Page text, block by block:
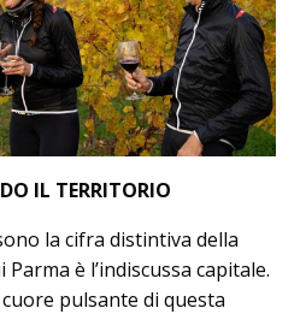
IL TERRITORIO
la cifra distintiva della
Parma è l’indiscussa capitale.
pulsante di questa